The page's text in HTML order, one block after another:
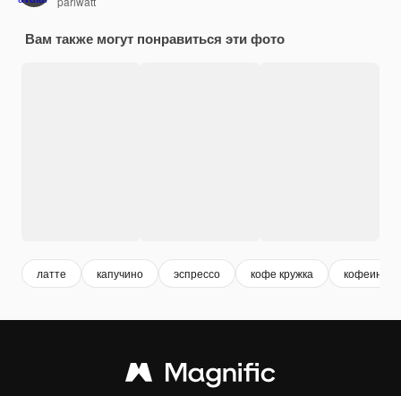
Вам также могут понравиться эти фото
латте капучино эспрессо кофе кружка кофеин